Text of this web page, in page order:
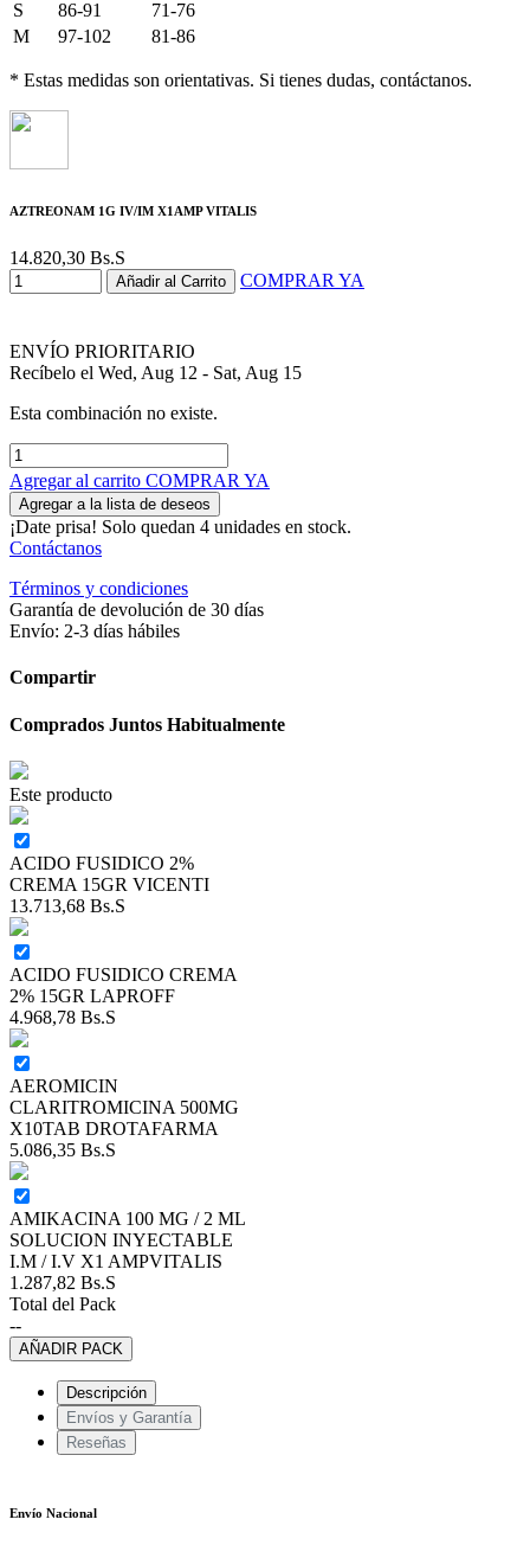
S 86-91
71-76
M
97-102 81-86
* Estas medidas son orientativas. Si tienes dudas, contáctanos.
AZTREONAM 1G IV/IM X1AMP VITALIS
14.820,30 Bs.S
Añadir al Carrito COMPRAR YA
ENVÍO PRIORITARIO
Recíbelo el Wed, Aug 12 - Sat, Aug 15
Esta combinación no existe.
Agregar al carrito COMPRAR YA
Agregar a la lista de deseos
¡Date prisa! Solo quedan 4 unidades en stock.
Contáctanos
Términos y condiciones
Garantía de devolución de 30 días
Envío: 2-3 días hábiles
Compartir
Comprados Juntos Habitualmente
Este producto
ACIDO FUSIDICO 2%
CREMA 15GR VICENTI
13.713,68 Bs.S
ACIDO FUSIDICO CREMA
2% 15GR LAPROFF
4.968,78 Bs.S
AEROMICIN
CLARITROMICINA 500MG
X10TAB DROTAFARMA
5.086,35 Bs.S
AMIKACINA 100 MG / 2 ML
SOLUCION INYECTABLE
I.M / I.V X1 AMPVITALIS
1.287,82 Bs.S
Total del Pack
--
AÑADIR PACK
Descripción
Envíos y Garantía
Reseñas
Envío Nacional